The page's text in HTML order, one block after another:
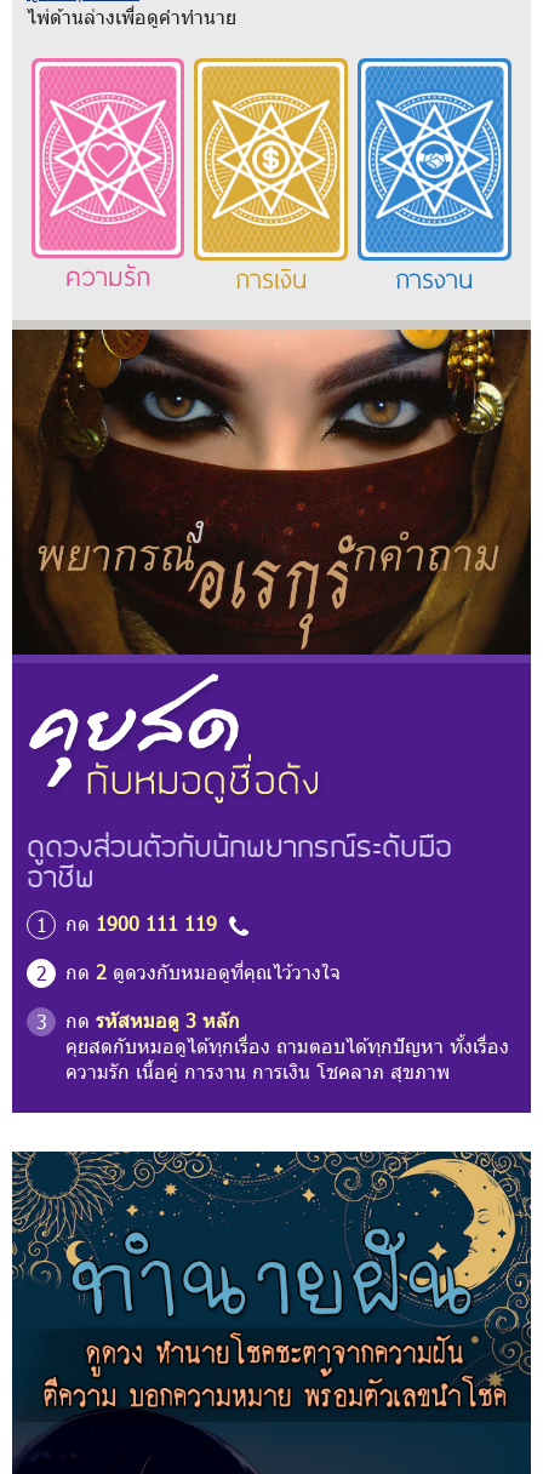
ไพ่ด้านล่างเพื่อดูคำทำนาย
ความรัก การเงิน การงาน
ดูดวงส่วนตัวกับนักพยากรณ์ระดับมือ
อาชีพ
1 กด 1900 111 119
2
กด 2 ดูดวงกับหมอดูที่คุณไว้วางใจ
3
กด รหัสหมอดู 3 หลัก
คุยสดกับหมอดูได้ทุกเรื่อง ถามตอบได้ทุกปัญหา ทั้งเรื่อง
ความรัก เนื้อคู่ การงาน การเงิน โชคลาภ สุขภาพ